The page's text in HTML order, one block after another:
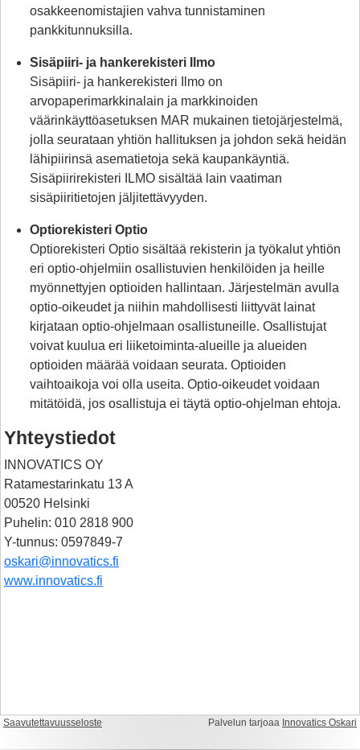
osakkeenomistajien vahva tunnistaminen
pankkitunnuksilla.
Sisäpiiri- ja hankerekisteri Ilmo
Sisäpiiri- ja hankerekisteri Ilmo on
arvopaperimarkkinalain ja markkinoiden
väärinkäyttöasetuksen MAR mukainen tietojärjestelmä,
jolla seurataan yhtiön hallituksen ja johdon sekä heidän
lähipiirinsä asematietoja sekä kaupankäyntiä.
Sisäpiirirekisteri ILMO sisältää lain vaatiman
sisäpiiritietojen jäljitettävyyden.
Optiorekisteri Optio
Optiorekisteri Optio sisältää rekisterin ja työkalut yhtiön
eri optio-ohjelmiin osallistuvien henkilöiden ja heille
myönnettyjen optioiden hallintaan. Järjestelmän avulla
optio-oikeudet ja niihin mahdollisesti liittyvät lainat
kirjataan optio-ohjelmaan osallistuneille. Osallistujat
voivat kuulua eri liiketoiminta-alueille ja alueiden
optioiden määrää voidaan seurata. Optioiden
vaihtoaikoja voi olla useita. Optio-oikeudet voidaan
mitätöidä, jos osallistuja ei täytä optio-ohjelman ehtoja.
Yhteystiedot
INNOVATICS OY
Ratamestarinkatu 13 A
00520 Helsinki
Puhelin: 010 2818 900
Y-tunnus: 0597849-7
oskari@innovatics.fi
www.innovatics.fi
Saavutettavuusseloste Palvelun tarjoaa Innovatics Oskari